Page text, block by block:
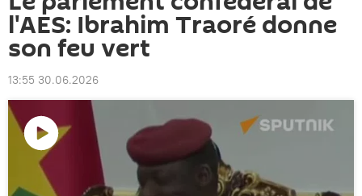
l'AES: Ibrahim Traoré donne
son feu vert
13:55 30.06.2026
Lire
la
vidéo